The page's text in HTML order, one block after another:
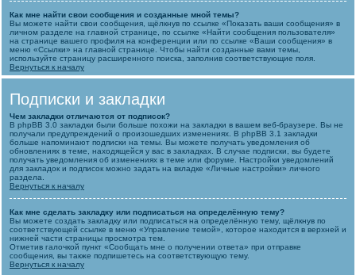
Как мне найти свои сообщения и созданные мной темы?
Вы можете найти свои сообщения, щёлкнув по ссылке «Показать ваши сообщения» в
личном разделе на главной странице, по ссылке «Найти сообщения пользователя»
на странице вашего профиля на конференции или по ссылке «Ваши сообщения» в
меню «Ссылки» на главной странице. Чтобы найти созданные вами темы,
используйте страницу расширенного поиска, заполнив соответствующие поля.
Вернуться к началу
Подписки и закладки
Чем закладки отличаются от подписок?
В phpBB 3.0 закладки были больше похожи на закладки в вашем веб-браузере. Вы не
получали предупреждений о произошедших изменениях. В phpBB 3.1 закладки
больше напоминают подписки на темы. Вы можете получать уведомления об
обновлениях в теме, находящейся у вас в закладках. В случае подписки, вы будете
получать уведомления об изменениях в теме или форуме. Настройки уведомлений
для закладок и подписок можно задать на вкладке «Личные настройки» личного
раздела.
Вернуться к началу
Как мне сделать закладку или подписаться на определённую тему?
Вы можете создать закладку или подписаться на определённую тему, щёлкнув по
соответствующей ссылке в меню «Управление темой», которое находится в верхней и
нижней части страницы просмотра тем.
Отметив галочкой пункт «Сообщать мне о получении ответа» при отправке
сообщения, вы также подпишетесь на соответствующую тему.
Вернуться к началу